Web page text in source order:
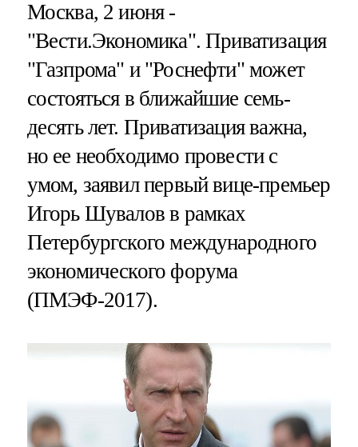
Москва, 2 июня -
"Вести.Экономика".Приватизация
"Газпрома" и "Роснефти" может
состояться в ближайшие семь-
десять лет. Приватизация важна,
но ее необходимо провести с
умом, заявил первый вице-премьер
Игорь Шувалов в рамках
Петербургского международного
экономического форума
(ПМЭФ-2017).